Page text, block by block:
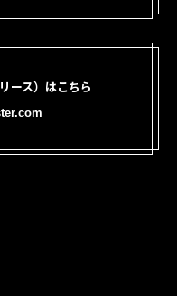
ース）はこちら